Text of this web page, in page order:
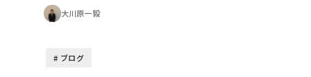
大川原一毅
ブログ